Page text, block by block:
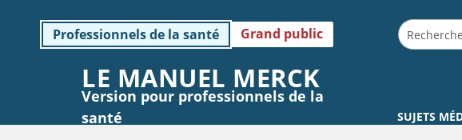
Professionnels de la santé Grand public
LE MANUEL MERCK
Version pour professionnels de la
santé
SUJETS